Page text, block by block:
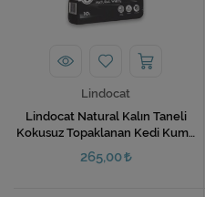
Lindocat
Lindocat Natural Kalın Taneli
Kokusuz Topaklanan Kedi Kumu
10 Lt
265,00